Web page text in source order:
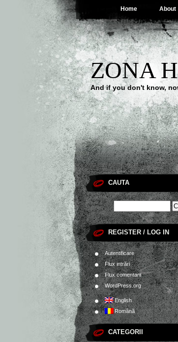
Home About
ZONA
And if you don't know,
CAUTA
REGISTER / LOG IN
Autentificare
Flux intrări
Flux comentarii
WordPress.org
English
Română
CATEGORII